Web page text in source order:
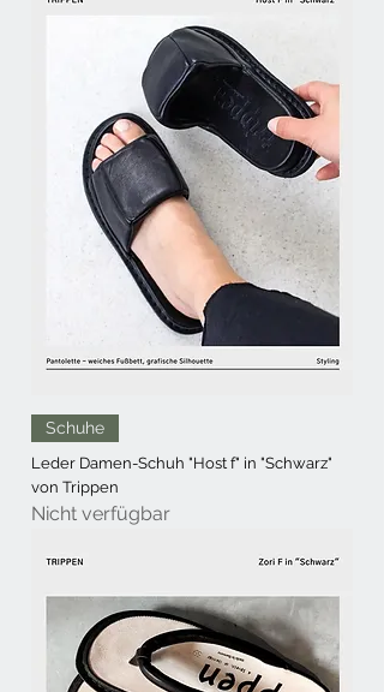
Schuhe
Leder Damen-Schuh "Host f" in "Schwarz"
von Trippen
Nicht verfügbar